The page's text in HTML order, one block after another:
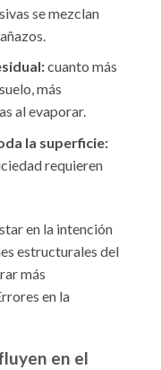
se mezclan
cuanto más
más
al evaporar.
la superficie:
requieren
en la intención
estructurales del
más
en la
en el